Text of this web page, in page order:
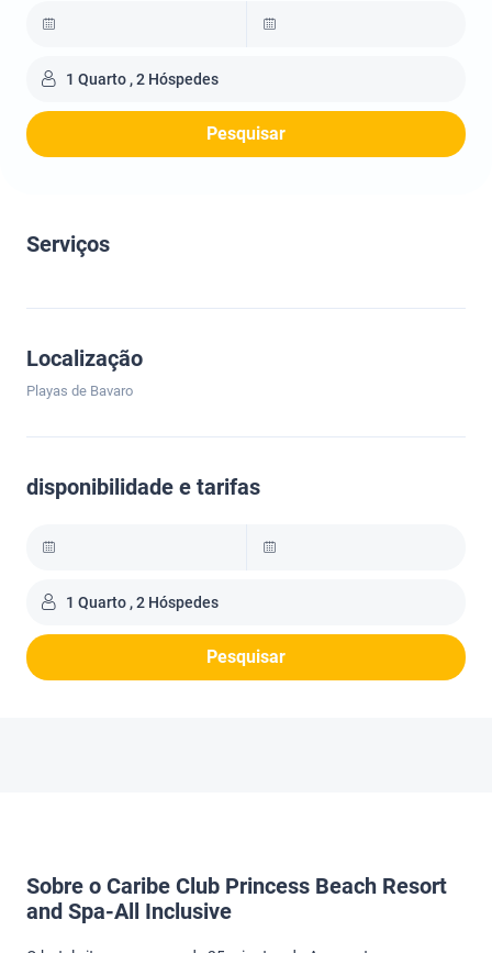
1 Quarto , 2 Hóspedes
Pesquisar
Serviços
Localização
Playas de Bavaro
disponibilidade e tarifas
1 Quarto , 2 Hóspedes
Pesquisar
Sobre o Caribe Club Princess Beach Resort
and Spa-All Inclusive